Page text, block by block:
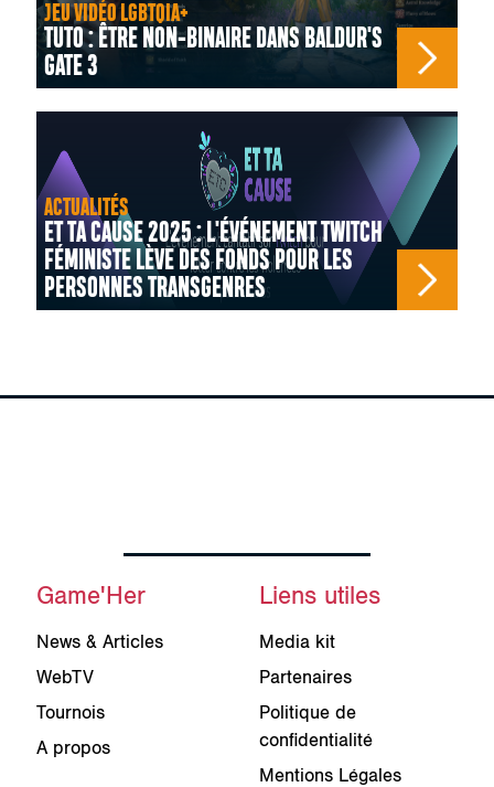
JEU VIDÉO LGBTQIA+
TUTO : ÊTRE NON-BINAIRE DANS BALDUR'S
GATE 3
ACTUALITÉS
ET TA CAUSE 2025 : L'ÉVÉNEMENT TWITCH
FÉMINISTE LÈVE DES FONDS POUR LES
PERSONNES TRANSGENRES
Game'Her
News & Articles
WebTV
Tournois
A propos
Liens utiles
Media kit
Partenaires
Politique de
confidentialité
Mentions Légales